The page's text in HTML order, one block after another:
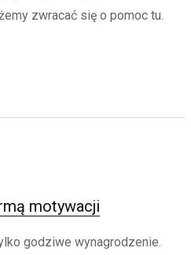
zwracać się o pomoc tu.
motywacji
godziwe wynagrodzenie.